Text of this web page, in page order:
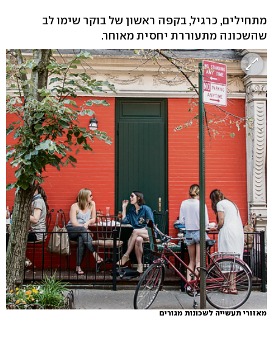
מתחילים, כרגיל, בקפה ראשון של בוקר שימו לב
שהשכונה מתעוררת יחסית מאוחר.
מאזורי תעשייה לשכונות מגורים